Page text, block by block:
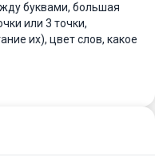
буквами, большая
или 3 точки,
их), цвет слов, какое